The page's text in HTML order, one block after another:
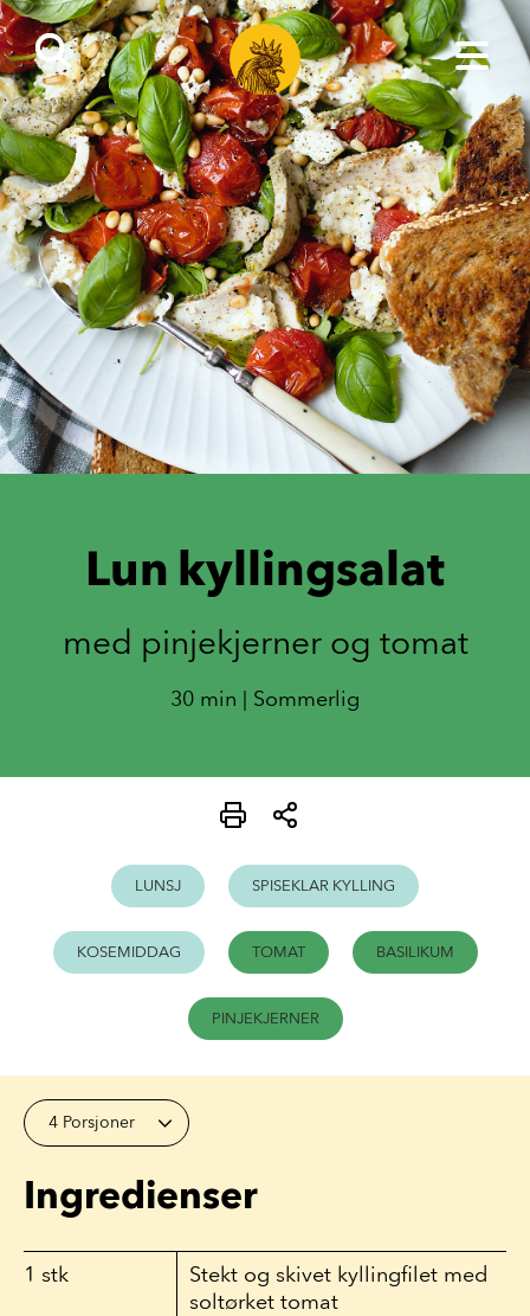
Lun kyllingsalat
med pinjekjerner og tomat
30 min | Sommerlig
LUNSJ SPISEKLAR KYLLING
KOSEMIDDAG TOMAT BASILIKUM
PINJEKJERNER
4 Porsjoner
Ingredienser
1 stk
Stekt og skivet kyllingfilet med
soltørket tomat